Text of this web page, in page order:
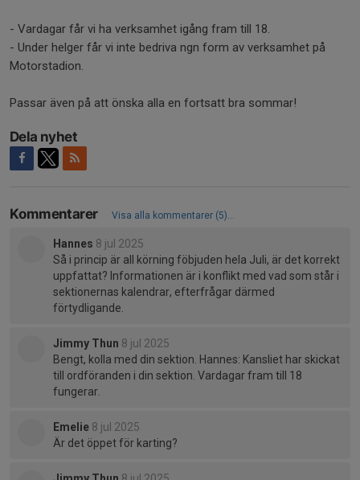
- Vardagar får vi ha verksamhet igång fram till 18.
- Under helger får vi inte bedriva ngn form av verksamhet på
Motorstadion.
Passar även på att önska alla en fortsatt bra sommar!
Dela nyhet
Kommentarer Visa alla kommentarer (5)...
Hannes 8 jul 2025
Så i princip är all körning föbjuden hela Juli, är det korrekt
uppfattat? Informationen är i konflikt med vad som står i
sektionernas kalendrar, efterfrågar därmed
förtydligande.
Jimmy Thun 8 jul 2025
Bengt, kolla med din sektion. Hannes: Kansliet har skickat
till ordföranden i din sektion. Vardagar fram till 18
fungerar.
Emelie 8 jul 2025
Är det öppet för karting?